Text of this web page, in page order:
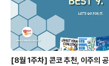
[8월 1주차] 콘코 추천, 이주의 공